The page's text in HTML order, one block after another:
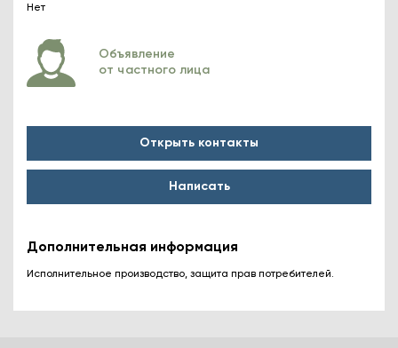
Нет
Объявление
от частного лица
Открыть контакты
Написать
Дополнительная информация
Исполнительное производство, защита прав потребителей.